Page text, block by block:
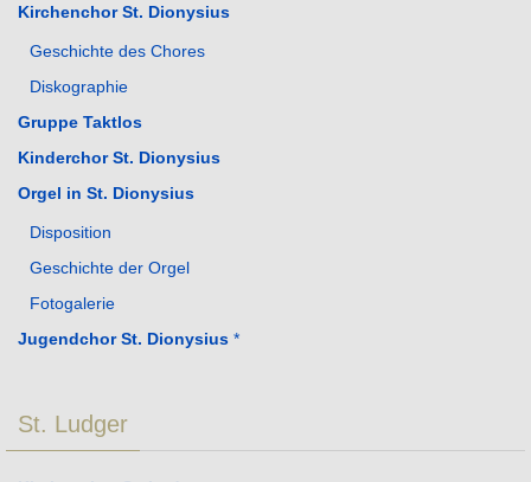
Kirchenchor St. Dionysius
Geschichte des Chores
Diskographie
Gruppe Taktlos
Kinderchor St. Dionysius
Orgel in St. Dionysius
Disposition
Geschichte der Orgel
Fotogalerie
Jugendchor St. Dionysius *
St. Ludger